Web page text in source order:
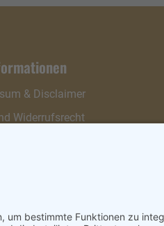
& Disclaimer
Widerrufsrecht
bestellen?